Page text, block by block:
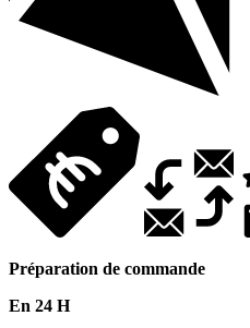
Préparation de commande
En 24 H